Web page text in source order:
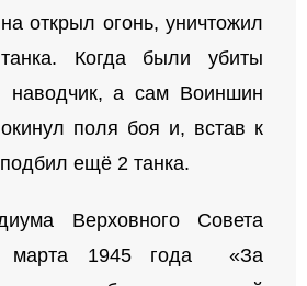
открыл огонь, уничтожил
Когда были убиты
а сам Воиншин
поля боя и, встав к
ещё 2 танка.
Верховного Совета
1945 года «За